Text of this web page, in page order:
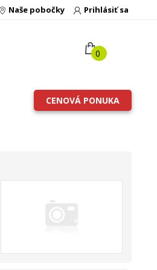
Prihlásiť sa
Naše pobočky
0
CENOVÁ PONUKA